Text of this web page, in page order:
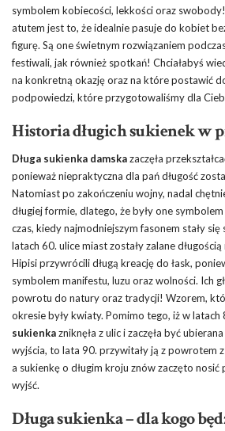
symbolem kobiecości, lekkości oraz
atutem jest to, że idealnie pasuje do kobiet
figurę. Są one świetnym rozwiązaniem
festiwali, jak również spotkań! Chciałabyś
na konkretną okazję oraz na które postawić
podpowiedzi, które przygotowaliśmy dla
Historia długich sukienek w
Długa sukienka damskazaczęła
ponieważ niepraktyczna dla pań długość
Natomiast po zakończeniu wojny, nadal
długiej formie, dlatego, że były one
czas, kiedy najmodniejszym fasonem stały się
latach 60. ulice miast zostały zalane
Hipisi przywrócili długą kreację do łask,
symbolem manifestu, luzu oraz wolności. Ich
powrotu do natury oraz tradycji! Wzorem,
okresie były kwiaty. Pomimo tego, iż w latach
sukienkazniknęła z ulic i zaczęła być
wyjścia, to lata 90. przywitały ją z powrotem
a sukienkę o długim kroju znów zaczęto nosić
wyjść.
Długa sukienka – dla kogo